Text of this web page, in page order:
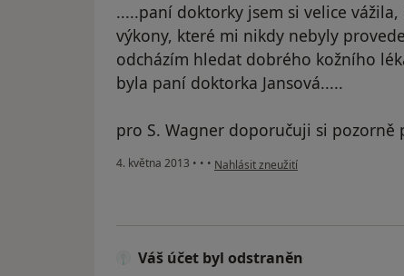
.....paní doktorky jsem si velice
výkony, které mi nikdy nebyly
odcházím hledat dobrého kožního
byla paní doktorka Jansová.....
pro S. Wagner doporučuji si pozorně
4. května 2013 • • • podle názoru uživatele Váš účet byl
Nahlásit zneužití
Váš účet byl odstraněn